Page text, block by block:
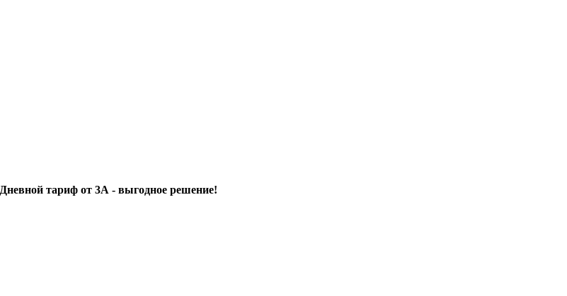
Дневной тариф от 3А - выгодное решение!